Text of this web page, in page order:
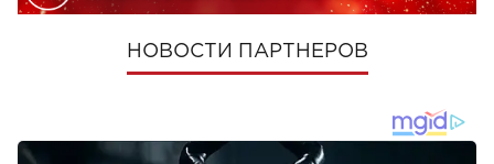
НОВОСТИ ПАРТНЕРОВ